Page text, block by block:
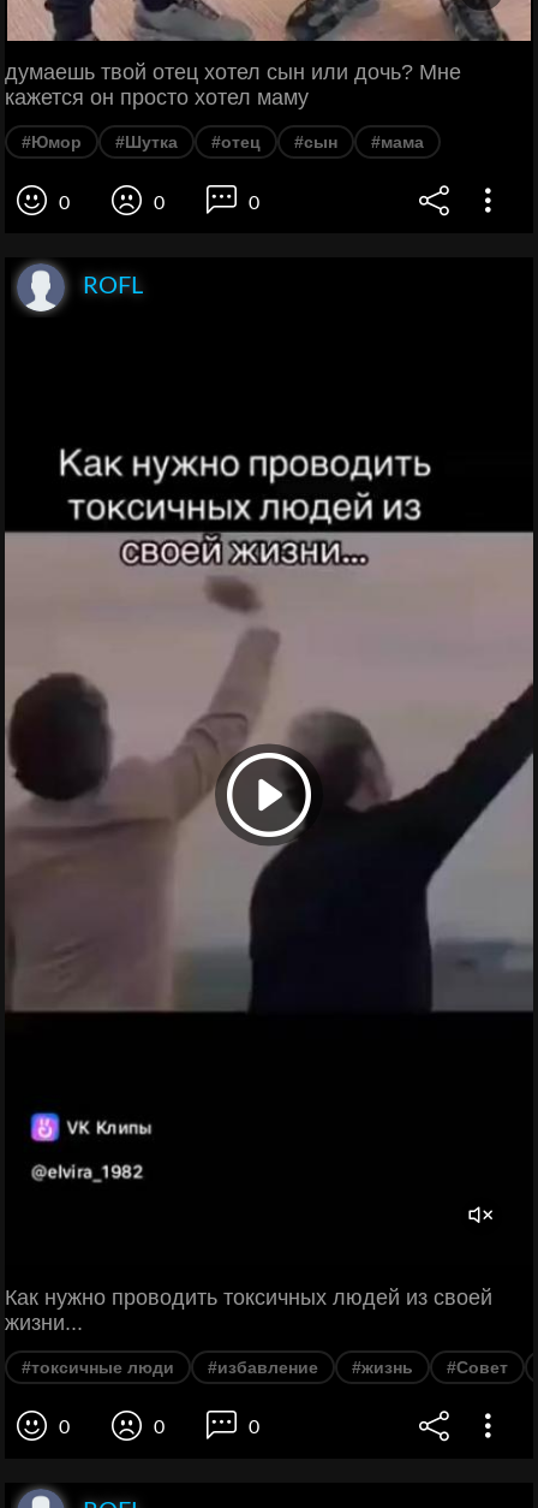
думаешь твой отец хотел сын или дочь? Мне
кажется он просто хотел маму
#Юмор #Шутка #отец #сын #мама
0 0 0
ROFL
Как нужно проводить токсичных людей из своей
жизни...
#токсичные люди #избавление #жизнь #Совет
0 0 0